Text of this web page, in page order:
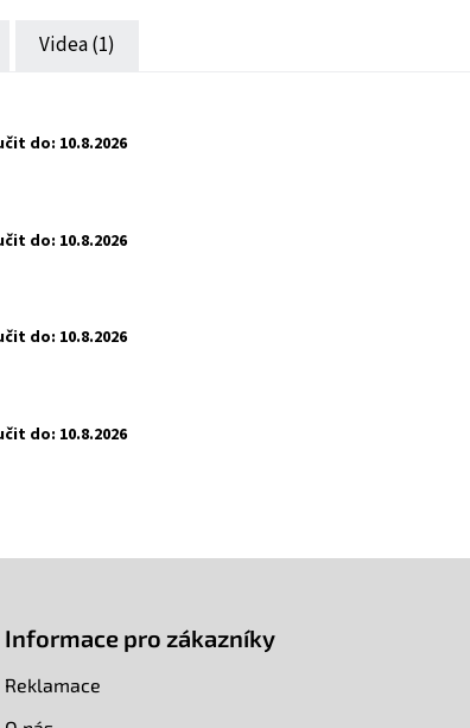
Videa (1)
do: 10.8.2026
do: 10.8.2026
do: 10.8.2026
do: 10.8.2026
Informace pro zákazníky
Reklamace